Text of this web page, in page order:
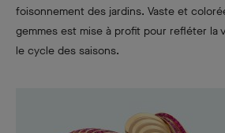
foisonnement des jardins. Vaste et
gemmes est mise à profit pour refléter la
le cycle des saisons.